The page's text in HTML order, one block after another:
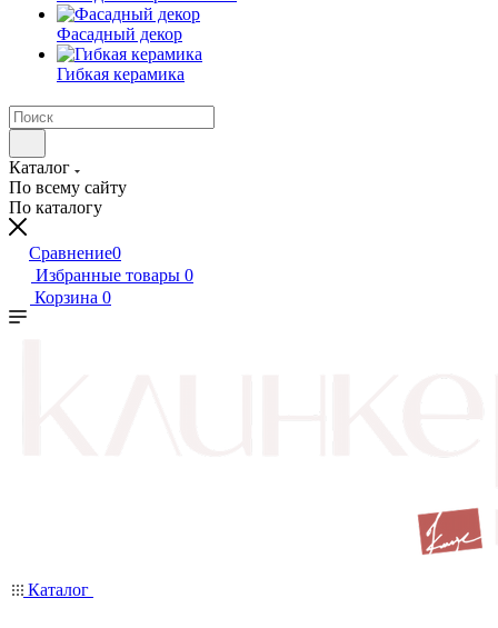
Фасадный декор
Гибкая керамика
Каталог
По всему сайту
По каталогу
Сравнение0
Избранные товары 0
Корзина 0
Каталог